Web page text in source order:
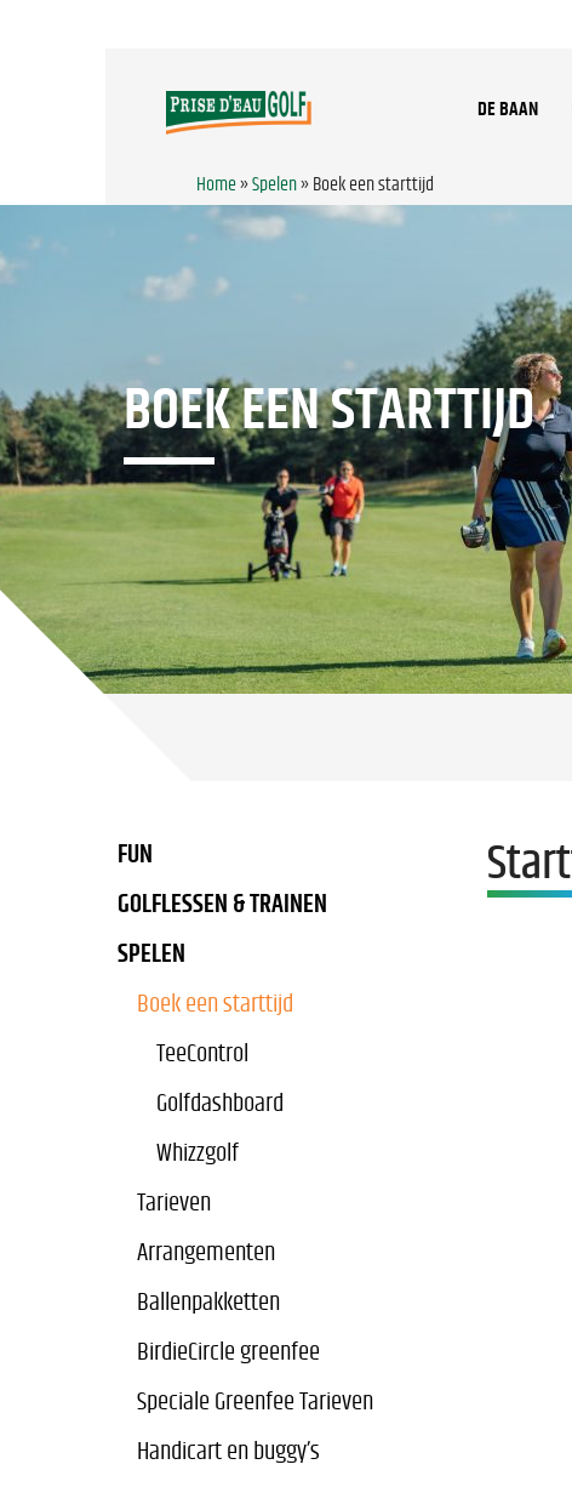
DE BAAN
Home»Spelen» Boek een starttijd
BOEK EEN STARTTIJD
FUN
GOLFLESSEN & TRAINEN
SPELEN
Boek een starttijd
TeeControl
Golfdashboard
Whizzgolf
Tarieven
Arrangementen
Ballenpakketten
BirdieCircle greenfee
Speciale Greenfee Tarieven
Handicart en buggy’s